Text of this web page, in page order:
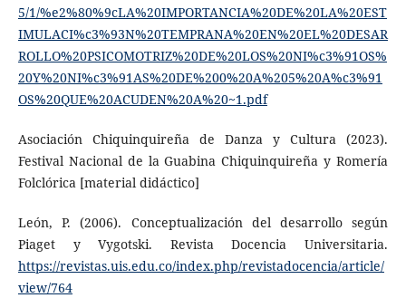
5/1/%e2%80%9cLA%20IMPORTANCIA%20DE%20LA%20EST
IMULACI%c3%93N%20TEMPRANA%20EN%20EL%20DESAR
ROLLO%20PSICOMOTRIZ%20DE%20LOS%20NI%c3%91OS%
20Y%20NI%c3%91AS%20DE%200%20A%205%20A%c3%91
OS%20QUE%20ACUDEN%20A%20~1.pdf
Asociación Chiquinquireña de Danza y Cultura (2023).
Festival Nacional de la Guabina Chiquinquireña y Romería
Folclórica [material didáctico]
León, P. (2006). Conceptualización del desarrollo según
Piaget y Vygotski. Revista Docencia Universitaria.
https://revistas.uis.edu.co/index.php/revistadocencia/article/
view/764